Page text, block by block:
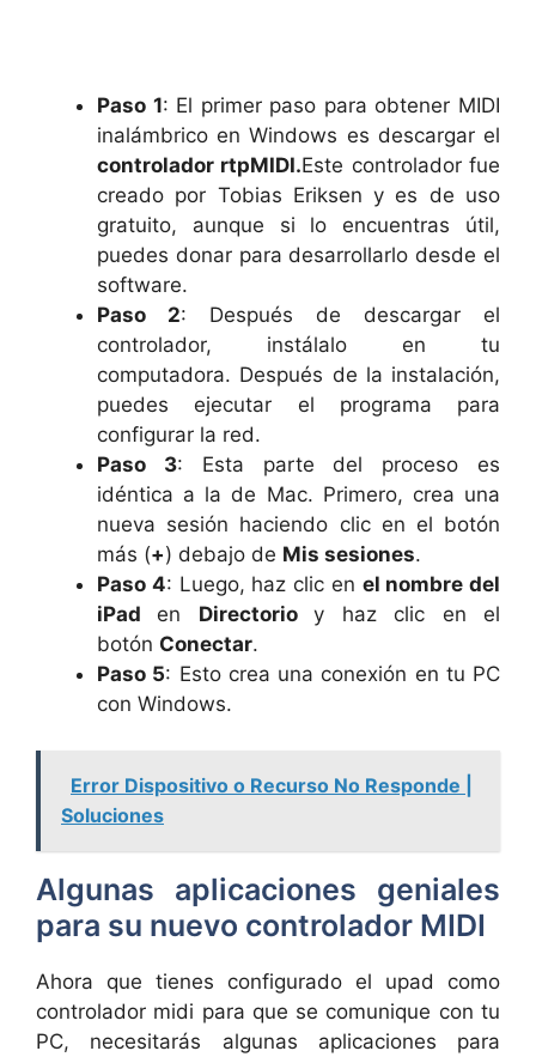
Paso 1: El primer paso para obtener MIDI
inalámbrico en Windows es descargar el
controlador rtpMIDI.Este controlador fue
creado por Tobias Eriksen y es de uso
gratuito, aunque si lo encuentras útil,
puedes donar para desarrollarlo desde el
software.
Paso 2: Después de descargar el
controlador, instálalo en tu
computadora. Después de la instalación,
puedes ejecutar el programa para
configurar la red.
Paso 3: Esta parte del proceso es
idéntica a la de Mac. Primero, crea una
nueva sesión haciendo clic en el botón
más (+) debajo de Mis sesiones.
Paso 4: Luego, haz clic en el nombre del
iPad en Directorioy haz clic en el
botón Conectar.
Paso 5: Esto crea una conexión en tu PC
con Windows.
Error Dispositivo o Recurso No Responde |
Soluciones
Algunas aplicaciones geniales
para su nuevo controlador MIDI
Ahora que tienes configurado el upad como
controlador midi para que se comunique con tu
PC, necesitarás algunas aplicaciones para